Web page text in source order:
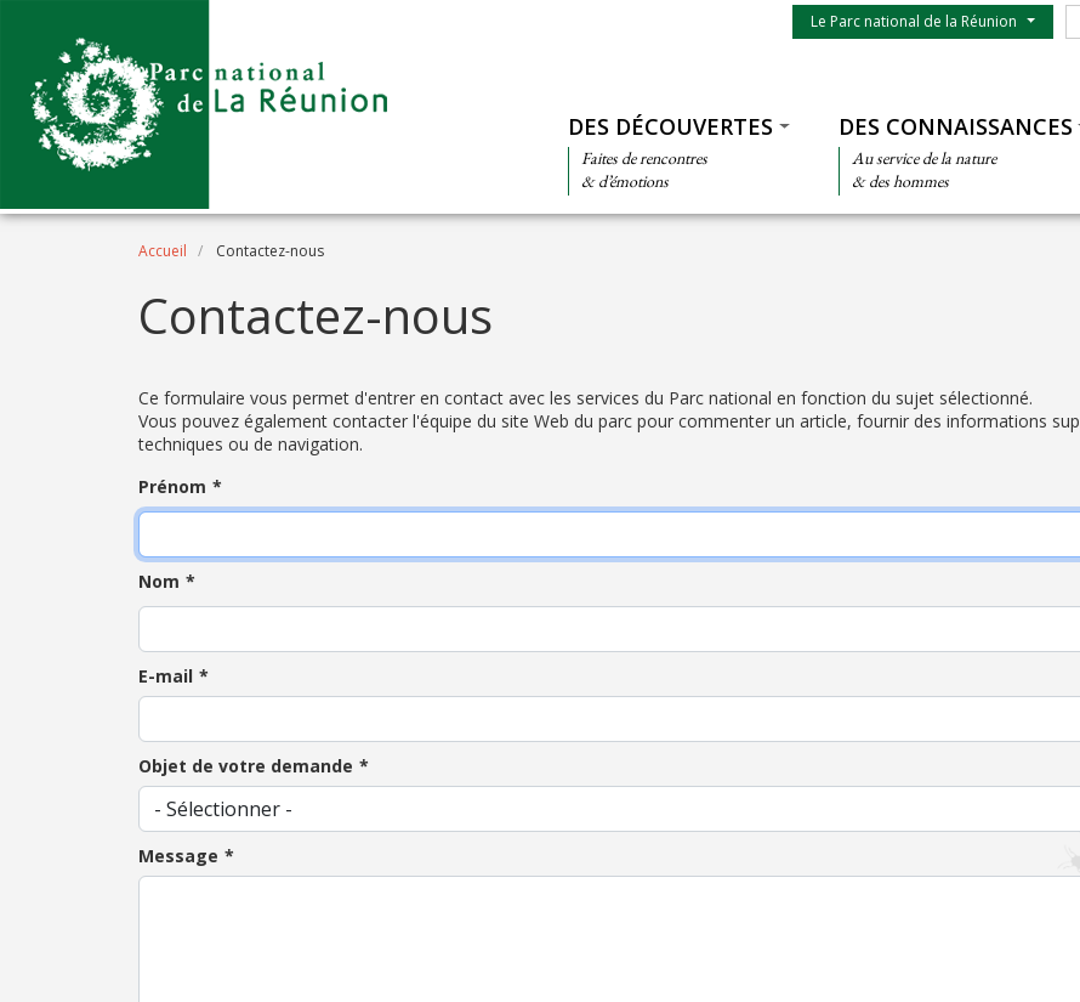
Menu du parc
Le Parc national de la Réunion
DES DÉCOUVERTES
Faites de rencontres
& d’émotions
DES CONNAISSANCES
Au service de la nature
& des hommes
Fil d'Ariane
Accueil Contactez-nous
Contactez-nous
Ce formulaire vous permet d'entrer en contact avec les services du Parc national en fonction du sujet sélectionné.
Vous pouvez également contacter l'équipe du site Web du parc pour commenter un article, fournir des informations
techniques ou de navigation.
Prénom
Nom
E-mail
Objet de votre demande
Message